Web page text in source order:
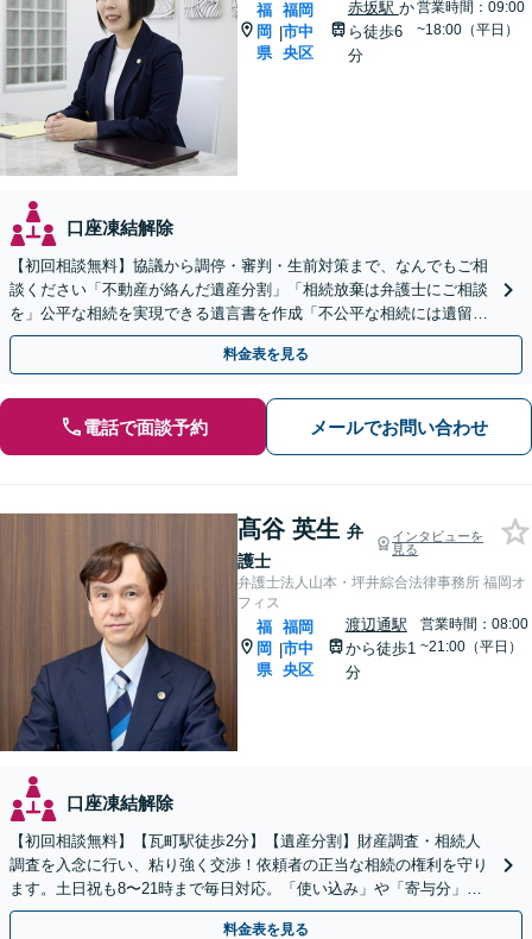
福
岡
県
|
福岡
市中
央区
赤坂駅 か
ら徒歩6
分
営業時間：09:00
~18:00（平日）
口座凍結解除
【初回相談無料】協議から調停・審判・生前対策まで、なんでもご相
談ください「不動産が絡んだ遺産分割」「相続放棄は弁護士にご相談
を」公平な相続を実現できる遺言書を作成「不公平な相続には遺留分
侵害額請求が有効」【夜間・休日相談可】【完全個室相談】
料金表を見る
電話で面談予約 メールでお問い合わせ
髙谷 英生 弁
護士
インタビューを
見る
弁護士法人山本・坪井綜合法律事務所 福岡オ
フィス
福
岡
県
|
福岡
市中
央区
渡辺通駅
から徒歩1
分
営業時間：08:00
~21:00（平日）
口座凍結解除
【初回相談無料】【瓦町駅徒歩2分】【遺産分割】財産調査・相続人
調査を入念に行い、粘り強く交渉！依頼者の正当な相続の権利を守り
ます。土日祝も8〜21時まで毎日対応。「使い込み」や「寄与分」の
調査もお任せください！【遺言書作成や相続放棄も対応】
料金表を見る